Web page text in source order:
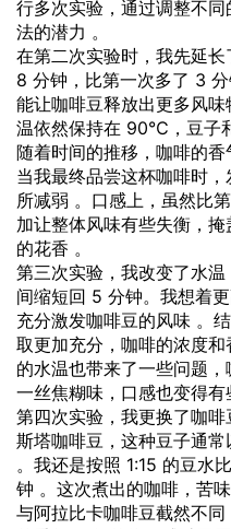
行多次实验，通过调整不
法的潜力 。
在第二次实验时，我先延
8 分钟，比第一次多了 3
能让咖啡豆释放出更多风
温依然保持在 90℃，豆子
随着时间的推移，咖啡的香
当我最终品尝这杯咖啡时
所减弱 。口感上，虽然比
加让整体风味有些失衡，
的花香 。
第三次实验，我改变了水
间缩短回 5 分钟。我想着
充分激发咖啡豆的风味 。
取更加充分，咖啡的浓度
的水温也带来了一些问题
一丝焦糊味，口感也变得有
第四次实验，我更换了咖
斯塔咖啡豆，这种豆子通
。我还是按照 1:15 的豆
钟 。这次煮出的咖啡，苦
与阿拉比卡咖啡豆截然不